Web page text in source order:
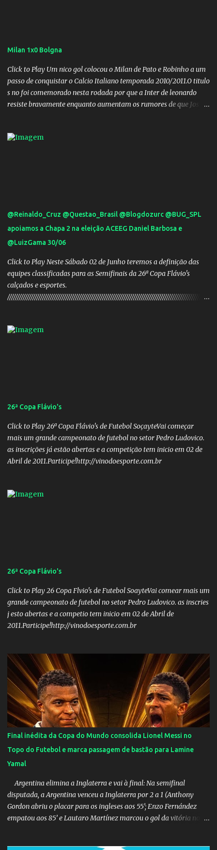
Milan 1x0 Bolgna
Click to Play Um nico gol colocou o Milan de Pato e Robinho a um
passo de conquistar o Calcio Italiano temporada 2010/2011.O titulo
s no foi comemorado nesta rodada por que a Inter de leonardo
resiste bravamente enquanto aumentam os rumores de que Jos
definido e tem o Milan como virtual campeao. ;
@Reinaldo_Cruz @Questao_Brasil @Blogdozurc @BUG_SPL
apoiamos a Chapa 2 na eleição ACEEG Daniel Barbosa e
@LuizGama 30/06
Click to Play Neste Sábado 02 de Junho teremos a definição das
equipes classificadas para as Semifinais da 26ª Copa Flávio's
calçados e esportes.
////////////////////////////////////////////////////////////////////////////////////////////////////////
dos Santos Veículo: Rádio 730 TESOUREIRO Nome: Cleison
Castro Lino Veículo: TV Anhanguera Membro 03: Nome: Adolfo
Campos Filho Veículo: Rádio Difusora SUPLENTES: Membro 01:
Nome: Victor Hugo de Araújo Veículo: Equipe do Mané Membro
02: Nome: Custódio Ricardo soares Teixeira Veículo: Rádio ...
26ª Copa Flávio's
Click to Play 26ª Copa Flávio's de Futebol SoçayteVai começar
mais um grande campeonato de futebol no setor Pedro Ludovico.
as inscrições já estão abertas e a competição tem inicio em 02 de
Abril de 2011.Participe!http://vinodoesporte.com.br
26ª Copa Flávio's
Click to Play 26 Copa Flvio's de Futebol SoayteVai comear mais um
grande campeonato de futebol no setor Pedro Ludovico. as inscries
j esto abertas e a competio tem inicio em 02 de Abril de
2011.Participe!http://vinodoesporte.com.br
Final inédita da Copa do Mundo consolida Lionel Messi no
Topo do Futebol e marca passagem de bastão para Lamine
Yamal
Argentina elimina a Inglaterra e vai à final: Na semifinal
disputada, a Argentina venceu a Inglaterra por 2 a 1 (Anthony
Gordon abriu o placar para os ingleses aos 55’; Enzo Fernández
empatou aos 85’ e Lautaro Martínez marcou o gol da vitória nos